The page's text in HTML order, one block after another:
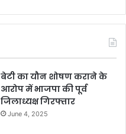
बेटी का यौन शोषण कराने के
आरोप में भाजपा की पूर्व
जिलाध्यक्ष गिरफ्तार
June 4, 2025